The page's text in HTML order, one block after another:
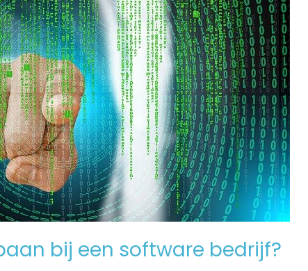
bij een software bedrijf?